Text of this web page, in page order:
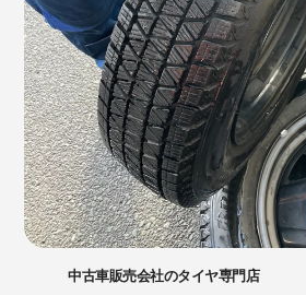
中古車販売会社のタイヤ専門店